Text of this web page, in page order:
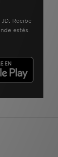
Recibe
estés.